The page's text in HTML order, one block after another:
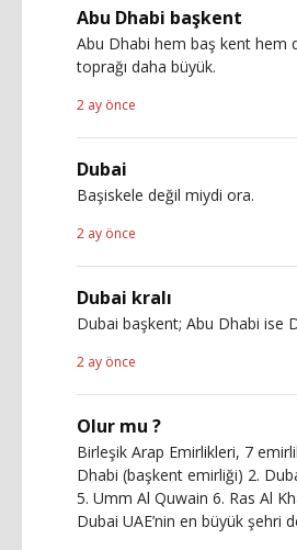
Abu Dhabi başkent
Abu Dhabi hem baş kent hem
toprağı daha büyük.
2 ay önce
Dubai
Başiskele değil miydi ora.
2 ay önce
Dubai kralı
Dubai başkent; Abu Dhabi ise
2 ay önce
Olur mu ?
Birleşik Arap Emirlikleri, 7
Dhabi (başkent emirliği) 2.
5. Umm Al Quwain 6. Ras Al
Dubai UAE’nin en büyük şehri